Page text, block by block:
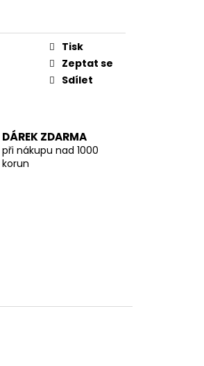
Tisk
Zeptat se
Sdílet
DÁREK ZDARMA
při nákupu nad 1000
korun